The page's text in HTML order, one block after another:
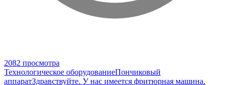
2082 просмотра
Технологическое оборудованиеПончиковый
аппаратЗдравствуйте. У нас имеется фритюрная машина.